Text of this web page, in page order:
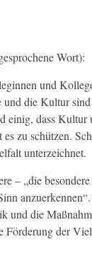
Wort):
und
die Kultur
einig, dass
zu schützen.
unterzeichnet.
– „die
die
Förderung der